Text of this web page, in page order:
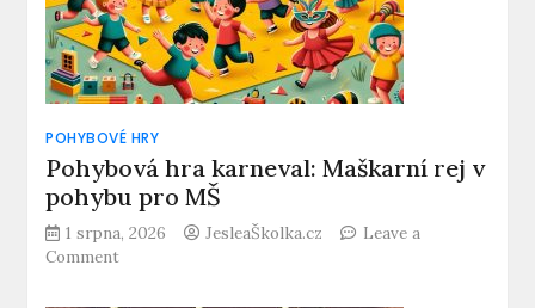
POHYBOVÉ HRY
Pohybová hra karneval: Maškarní rej v
pohybu pro MŠ
1 srpna, 2026 JesleaŠkolka.cz
Leave a
Commenton
hra